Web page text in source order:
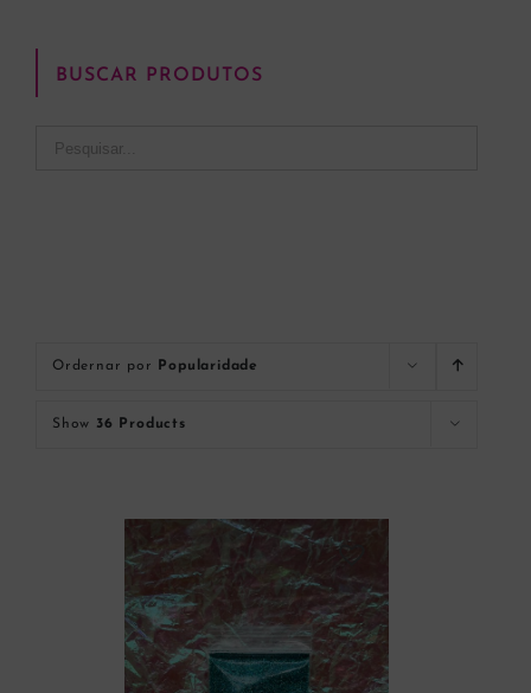
Ordernar por Popularidade
Show 36 Products
BUSCAR PRODUTOS